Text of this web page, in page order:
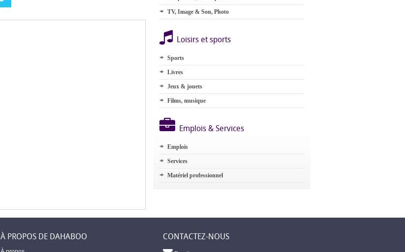
TV, Image & Son, Photo
Loisirs et sports
Sports
Livres
Jeux & jouets
Films, musique
Emplois & Services
Emplois
Services
Matériel professionnel
À PROPOS DE DAHABOO CONTACTEZ-NOUS